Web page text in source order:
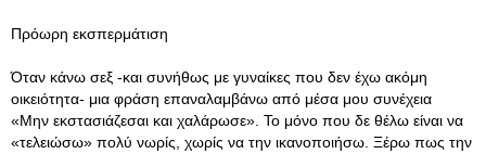
Πρόωρη εκσπερμάτιση
Όταν κάνω σεξ -και συνήθως με γυναίκες που δεν έχω ακόμη
οικειότητα- μια φράση επαναλαμβάνω από μέσα μου συνέχεια
«Μην εκστασιάζεσαι και χαλάρωσε». Το μόνο που δε θέλω είναι να
«τελειώσω» πολύ νωρίς, χωρίς να την ικανοποιήσω. Ξέρω πως την